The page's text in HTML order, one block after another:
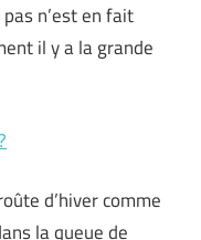
n’est en fait
il y a la grande
d’hiver comme
la queue de